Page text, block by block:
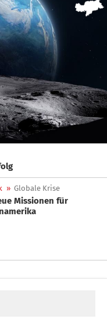
» Globale Krise